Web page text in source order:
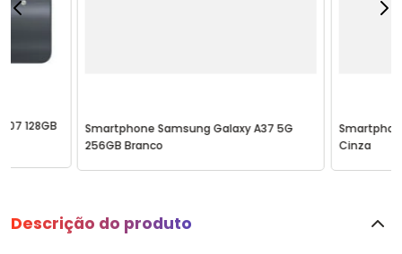
128GB
Smartphone Samsung Galaxy A37 5G
256GB Branco
Cinza
Descrição do produto